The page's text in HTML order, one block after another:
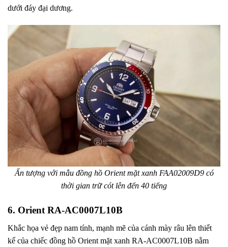
dưới đáy đại dương.
Ấn tượng với mẫu đồng hồ Orient mặt xanh FAA02009D9 có
thời gian trữ cót lên đến 40 tiếng
6. Orient RA-AC0007L10B
Khắc họa vẻ đẹp nam tính, mạnh mẽ của cánh mày râu lên thiết
kế của chiếc đồng hồ Orient mặt xanh RA-AC0007L10B nằm